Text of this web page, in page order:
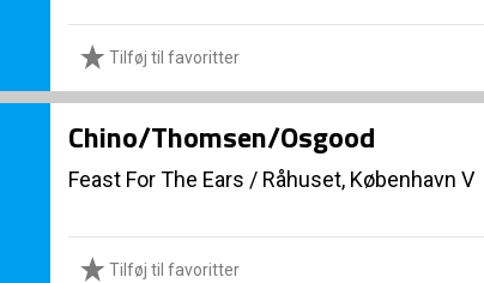
Tilføj til favoritter
Chino/Thomsen/Osgood
Feast For The Ears / Råhuset, København V
Tilføj til favoritter